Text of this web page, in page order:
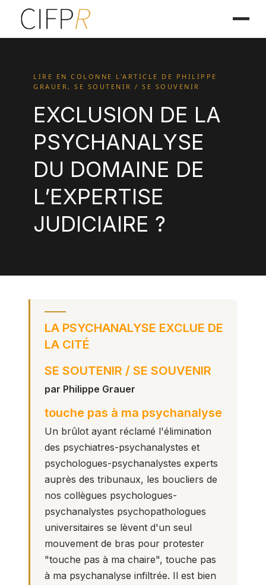
LIRE EN COLONNE L'ARTICLE DE PHILIPPE
GRAUER, SE SOUTENIR / SE SOUVENIR
EXCLUSION DE LA
PSYCHANALYSE
DU DOMAINE DE
L’EXPERTISE
JUDICIAIRE ?
LA PSYCHANALYSE EXCLUE DE
LA CITÉ
SE SOUTENIR / SE SOUVENIR
par Philippe Grauer
touche pas à ma psychanalyse
Un brûlot ayant réclamé l'élimination
des psychiatres-psychanalystes et
psychologues-psychanalystes experts
auprès des tribunaux, les boucliers de
nos collègues psychologues-
psychanalystes psychopathologues
universitaires se lèvent d'un seul
mouvement de bras pour protester
"touche pas à ma chaire", touche pas
à ma psychanalyse infiltrée. Il est bien